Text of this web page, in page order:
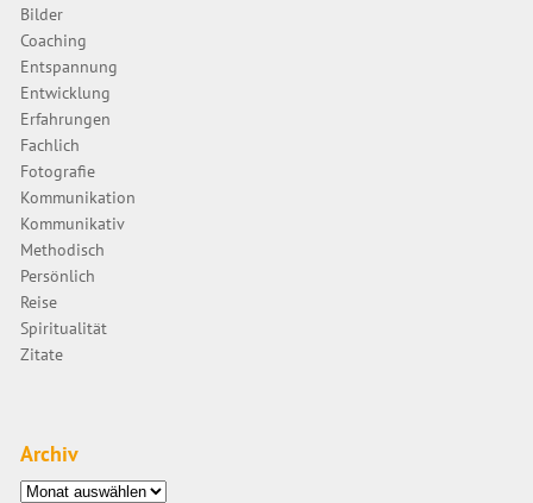
Bilder
Coaching
Entspannung
Entwicklung
Erfahrungen
Fachlich
Fotografie
Kommunikation
Kommunikativ
Methodisch
Persönlich
Reise
Spiritualität
Zitate
Archiv
Archiv